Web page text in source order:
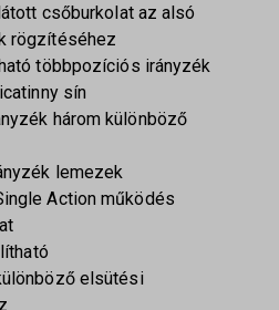
csőburkolat az alsó
rögzítéséhez
többpozíciós irányzék
sín
három különböző
lemezek
Action működés
elsütési